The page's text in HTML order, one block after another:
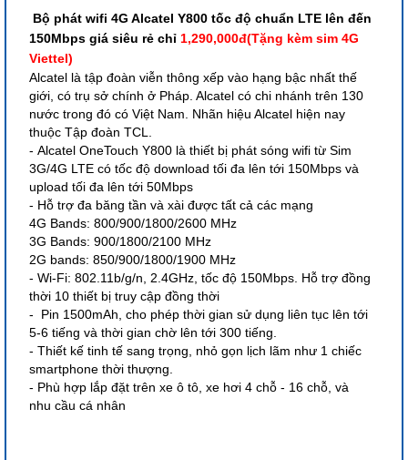
Bộ phát wifi 4G Alcatel Y800 tốc độ chuẩn LTE lên đến
150Mbps giá siêu rẻ chỉ 1,290,000đ(Tặng kèm sim 4G
Viettel)
Alcatel là tập đoàn viễn thông xếp vào hạng bậc nhất thế
giới, có trụ sở chính ở Pháp. Alcatel có chi nhánh trên 130
nước trong đó có Việt Nam. Nhãn hiệu Alcatel hiện nay
thuộc Tập đoàn TCL.
- Alcatel OneTouch Y800 là thiết bị phát sóng wifi từ Sim
3G/4G LTE có tốc độ download tối đa lên tới 150Mbps và
upload tối đa lên tới 50Mbps
- Hỗ trợ đa băng tần và xài được tất cả các mạng
4G Bands: 800/900/1800/2600 MHz
3G Bands: 900/1800/2100 MHz
2G bands: 850/900/1800/1900 MHz
- Wi-Fi: 802.11b/g/n, 2.4GHz, tốc độ 150Mbps. Hỗ trợ đồng
thời 10 thiết bị truy cập đồng thời
- Pin 1500mAh, cho phép thời gian sử dụng liên tục lên tới
5-6 tiếng và thời gian chờ lên tới 300 tiếng.
- Thiết kế tinh tế sang trọng, nhỏ gọn lịch lãm như 1 chiếc
smartphone thời thượng.
- Phù hợp lắp đặt trên xe ô tô, xe hơi 4 chỗ - 16 chỗ, và
nhu cầu cá nhân